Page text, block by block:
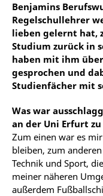
Benjamins
Regelschullehrer
lieben gelernt hat,
Studium zurück in
haben mit ihm
gesprochen und
Studienfächer mit
Was war
an der Uni Erfurt
Zum einen war es
bleiben, zum
Technik und Sport,
meiner näheren
außerdem